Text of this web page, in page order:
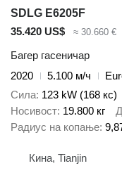
SDLG E6205F
35.420 US$
≈ 30.660 €
Багер гасеничар
2020
5.100 м/ч
Сила 123 kW (168 кс)
Носивост 19.800 кг
Радиус на копање
Кина, Tianjin